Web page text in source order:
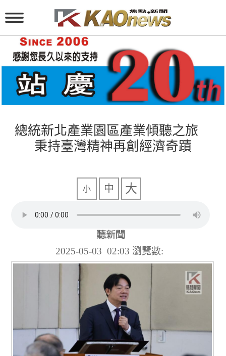
總統新北產業園區產業傾聽之旅
秉持臺灣精神再創經濟奇蹟
小 中 大
2025-05-03 02:03 瀏覽數: